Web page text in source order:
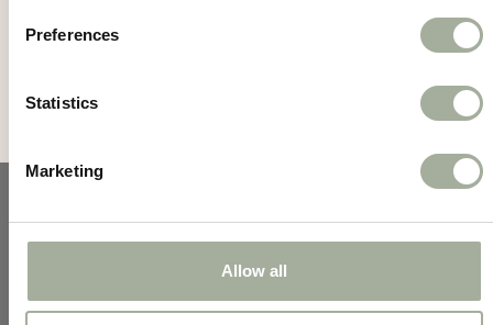
Preferences
Statistics
Marketing
Allow all
Onvoorspelbare stuiter
je pup mentaal actief.
maten